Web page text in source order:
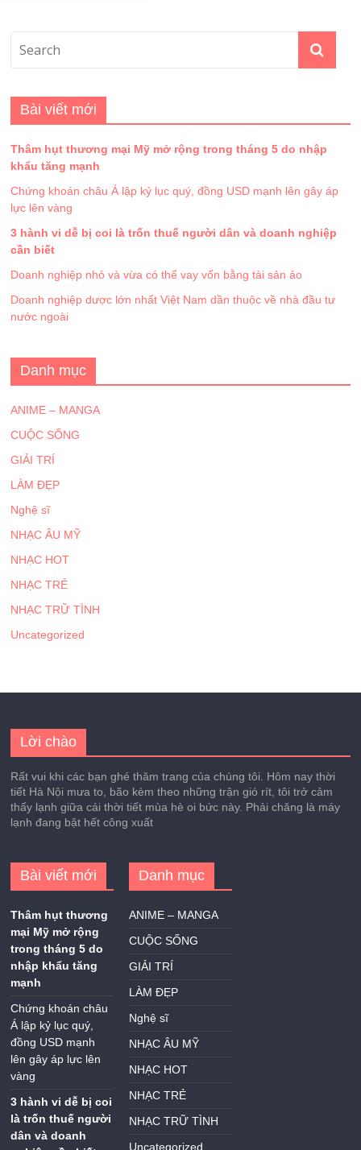
Bài viết mới
Thâm hụt thương mại Mỹ mở rộng trong tháng 5 do nhập
khẩu tăng mạnh
Chứng khoán châu Á lập kỷ lục quý, đồng USD mạnh lên gây áp
lực lên vàng
3 hành vi dễ bị coi là trốn thuế người dân và doanh nghiệp
cần biết
Doanh nghiệp nhỏ và vừa có thể vay vốn bằng tài sản ảo
Doanh nghiệp dược lớn nhất Việt Nam dần thuộc về nhà đầu tư
nước ngoài
Danh mục
ANIME – MANGA
CUỘC SỐNG
GIẢI TRÍ
LÀM ĐẸP
Nghệ sĩ
NHẠC ÂU MỸ
NHẠC HOT
NHẠC TRẺ
NHẠC TRỮ TÌNH
Uncategorized
Lời chào
Rất vui khi các bạn ghé thăm trang của chúng tôi. Hôm nay thời
tiết Hà Nội mưa to, bão kèm theo những trận gió rít, tôi trở cảm
thấy lạnh giữa cái thời tiết mùa hè oi bức này. Phải chăng là máy
lạnh đang bật hết công xuất
Bài viết mới
Thâm hụt thương
mại Mỹ mở rộng
trong tháng 5 do
nhập khẩu tăng
mạnh
Chứng khoán châu
Á lập kỷ lục quý,
đồng USD mạnh
lên gây áp lực lên
vàng
3 hành vi dễ bị coi
là trốn thuế người
dân và doanh
Danh mục
ANIME – MANGA
CUỘC SỐNG
GIẢI TRÍ
LÀM ĐẸP
Nghệ sĩ
NHẠC ÂU MỸ
NHẠC HOT
NHẠC TRẺ
NHẠC TRỮ TÌNH
Uncategorized